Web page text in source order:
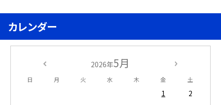
カレンダー
2026年5月
日 月 火 水 木 金 土
1
2